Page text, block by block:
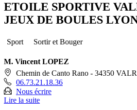
ETOILE SPORTIVE
JEUX DE BOULES
Sport Sortir et Bouger
M. Vincent LOPEZ
Chemin de Canto Rano - 34350
06.73.21.18.36
Nous écrire
Lire la suite